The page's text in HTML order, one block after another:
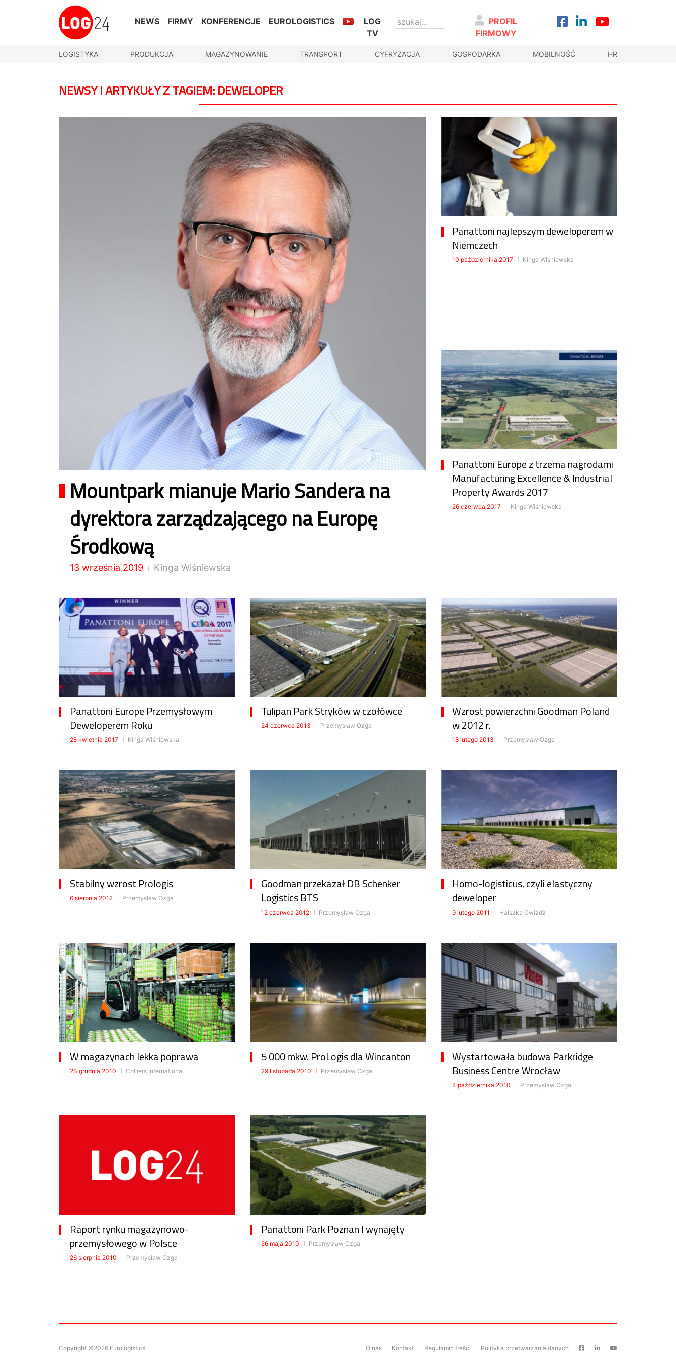
NEWS FIRMY KONFERENCJE EUROLOGISTICS
LOG
TV
PROFIL
FIRMOWY
LOGISTYKA PRODUKCJA MAGAZYNOWANIE TRANSPORT CYFRYZACJA GOSPODARKA MOBILNOŚĆ HR
NEWSY I ARTYKUŁY Z TAGIEM: DEWELOPER
Mountpark mianuje Mario Sandera na
dyrektora zarządzającego na Europę
Środkową
13 września 2019 Kinga Wiśniewska
Panattoni najlepszym deweloperem w
Niemczech
10 października 2017 Kinga Wiśniewska
Panattoni Europe z trzema nagrodami
Manufacturing Excellence & Industrial
Property Awards 2017
26 czerwca 2017 Kinga Wiśniewska
Panattoni Europe Przemysłowym
Deweloperem Roku
28 kwietnia 2017 Kinga Wiśniewska
Tulipan Park Stryków w czołówce
24 czerwca 2013 Przemysław Ozga
Wzrost powierzchni Goodman Poland
w 2012 r.
18 lutego 2013 Przemysław Ozga
Stabilny wzrost Prologis
6 sierpnia 2012 Przemysław Ozga
Goodman przekazał DB Schenker
Logistics BTS
12 czerwca 2012 Przemysław Ozga
Homo-logisticus, czyli elastyczny
deweloper
9 lutego 2011 Halszka Gwiżdż
W magazynach lekka poprawa
23 grudnia 2010 Colliers International
5 000 mkw. ProLogis dla Wincanton
29 listopada 2010 Przemysław Ozga
Wystartowała budowa Parkridge
Business Centre Wrocław
4 października 2010 Przemysław Ozga
Raport rynku magazynowo-
przemysłowego w Polsce
26 sierpnia 2010 Przemysław Ozga
Panattoni Park Poznan I wynajęty
26 maja 2010 Przemysław Ozga
Copyright ©2026 Eurologistics O nas Kontakt Regulamin treści Polityka przetwarzania danych